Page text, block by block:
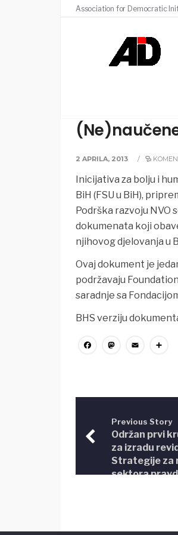
Association for Democratic
2 APRILA, 2013 /
Inicijativa za bolju i
BiH (FSU u BiH),
Podrška razvoju NVO
dokumenata koji
njihovog djelovanja u
Ovaj dokument je
podržavaju
saradnje sa
BHS verziju
Facebook
Previous Story
Održan prvi
za izradu
Strategije za
sektora